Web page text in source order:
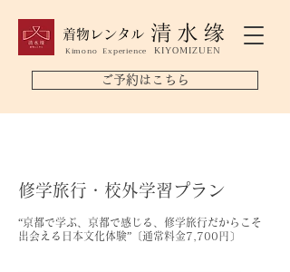
着物レンタル
Kimono Experience KIYOMIZUEN
ご予約はこちら
修学旅行・校外学習プラン
“京都で学ぶ、京都で感じる、修学旅行だからこそ
出会える日本文化体験”〔通常料金7,700円〕